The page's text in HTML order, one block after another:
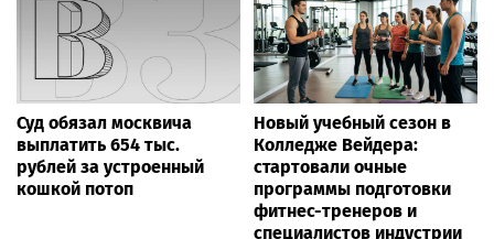
Суд обязал москвича
выплатить 654 тыс.
рублей за устроенный
кошкой потоп
Новый учебный сезон в
Колледже Вейдера:
стартовали очные
программы подготовки
фитнес-тренеров и
специалистов индустрии